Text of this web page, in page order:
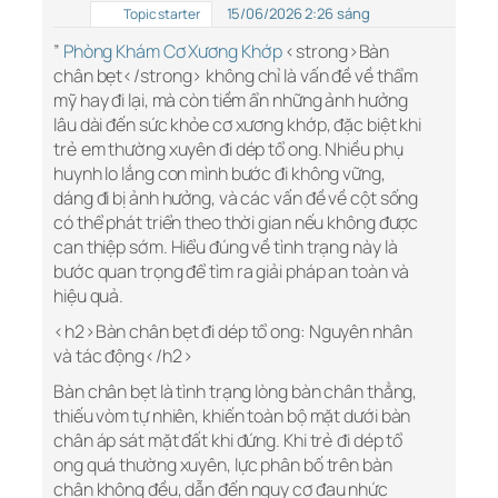
Topic starter 15/06/2026 2:26 sáng
” Phòng Khám Cơ Xương Khớp<strong>Bàn
chân bẹt</strong> không chỉ là vấn đề về thẩm
mỹ hay đi lại, mà còn tiềm ẩn những ảnh hưởng
lâu dài đến sức khỏe cơ xương khớp, đặc biệt khi
trẻ em thường xuyên đi dép tổ ong. Nhiều phụ
huynh lo lắng con mình bước đi không vững,
dáng đi bị ảnh hưởng, và các vấn đề về cột sống
có thể phát triển theo thời gian nếu không được
can thiệp sớm. Hiểu đúng về tình trạng này là
bước quan trọng để tìm ra giải pháp an toàn và
hiệu quả.
<h2>Bàn chân bẹt đi dép tổ ong: Nguyên nhân
và tác động</h2>
Bàn chân bẹt là tình trạng lòng bàn chân thẳng,
thiếu vòm tự nhiên, khiến toàn bộ mặt dưới bàn
chân áp sát mặt đất khi đứng. Khi trẻ đi dép tổ
ong quá thường xuyên, lực phân bố trên bàn
chân không đều, dẫn đến nguy cơ đau nhức